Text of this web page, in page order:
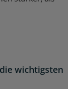
wichtigsten